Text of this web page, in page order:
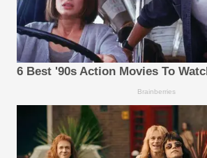
6 Best '90s Action Movies To
Brainberries